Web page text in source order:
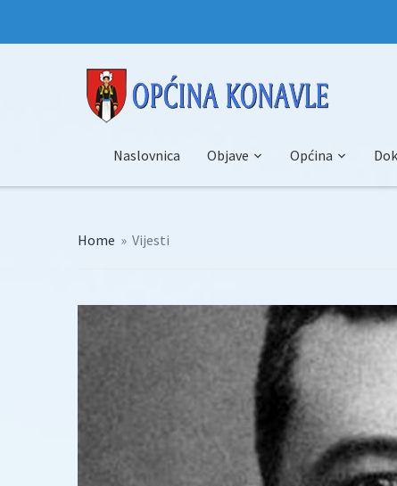
Naslovnica Objave Općina
Home » Vijesti